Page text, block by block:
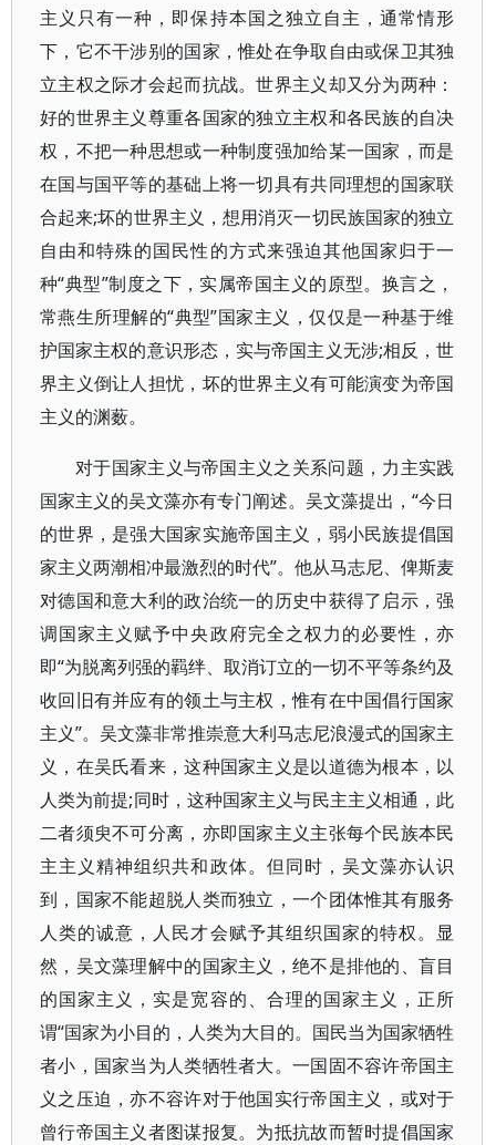
主义只有一种，即保持本国之独立自主，通常情形
下，它不干涉别的国家，惟处在争取自由或保卫其独
立主权之际才会起而抗战。世界主义却又分为两种：
好的世界主义尊重各国家的独立主权和各民族的自决
权，不把一种思想或一种制度强加给某一国家，而是
在国与国平等的基础上将一切具有共同理想的国家联
合起来;坏的世界主义，想用消灭一切民族国家的独立
自由和特殊的国民性的方式来强迫其他国家归于一
种“典型”制度之下，实属帝国主义的原型。换言之，
常燕生所理解的“典型”国家主义，仅仅是一种基于维
护国家主权的意识形态，实与帝国主义无涉;相反，世
界主义倒让人担忧，坏的世界主义有可能演变为帝国
主义的渊薮。
对于国家主义与帝国主义之关系问题，力主实践
国家主义的吴文藻亦有专门阐述。吴文藻提出，“今日
的世界，是强大国家实施帝国主义，弱小民族提倡国
家主义两潮相冲最激烈的时代”。他从马志尼、俾斯麦
对德国和意大利的政治统一的历史中获得了启示，强
调国家主义赋予中央政府完全之权力的必要性，亦
即“为脱离列强的羁绊、取消订立的一切不平等条约及
收回旧有并应有的领土与主权，惟有在中国倡行国家
主义”。吴文藻非常推崇意大利马志尼浪漫式的国家主
义，在吴氏看来，这种国家主义是以道德为根本，以
人类为前提;同时，这种国家主义与民主主义相通，此
二者须臾不可分离，亦即国家主义主张每个民族本民
主主义精神组织共和政体。但同时，吴文藻亦认识
到，国家不能超脱人类而独立，一个团体惟其有服务
人类的诚意，人民才会赋予其组织国家的特权。显
然，吴文藻理解中的国家主义，绝不是排他的、盲目
的国家主义，实是宽容的、合理的国家主义，正所
谓“国家为小目的，人类为大目的。国民当为国家牺牲
者小，国家当为人类牺牲者大。一国固不容许帝国主
义之压迫，亦不容许对于他国实行帝国主义，或对于
曾行帝国主义者图谋报复。为抵抗故而暂时提倡国家